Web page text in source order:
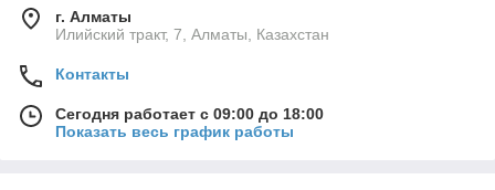
г. Алматы
Илийский тракт, 7, Алматы, Казахстан
Контакты
Сегодня работает с 09:00 до 18:00
Показать весь график работы